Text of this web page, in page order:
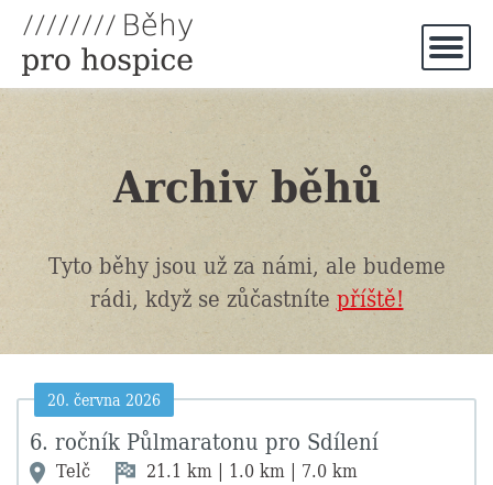
Archiv běhů
Tyto běhy jsou už za námi, ale budeme
rádi, když se zůčastníte příště!
20. června 2026
6. ročník Půlmaratonu pro Sdílení
Telč 21.1 km | 1.0 km | 7.0 km